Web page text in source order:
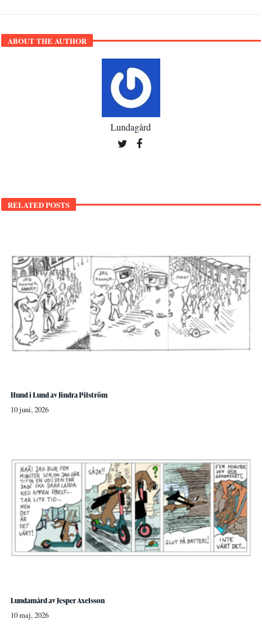
ABOUT THE AUTHOR
Lundagård
RELATED POSTS
Hund i Lund av Jindra Pilström
10 juni, 2026
Lundamård av Jesper Axelsson
10 maj, 2026